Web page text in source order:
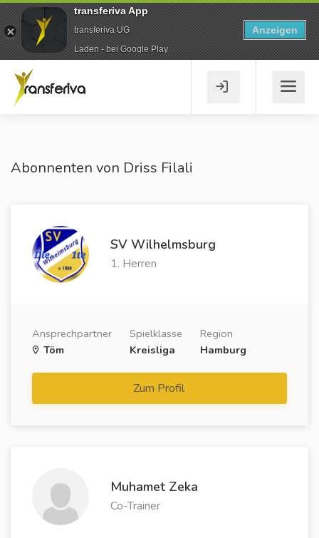
Abonnenten von Driss Filali
SV Wilhelmsburg
1. Herren
Ansprechpartner
Töm
Spielklasse
Kreisliga
Region
Hamburg
Zum Profil
Muhamet Zeka
Co-Trainer
transferiva App
transferiva UG
Laden - bei Google Play
Anzeigen